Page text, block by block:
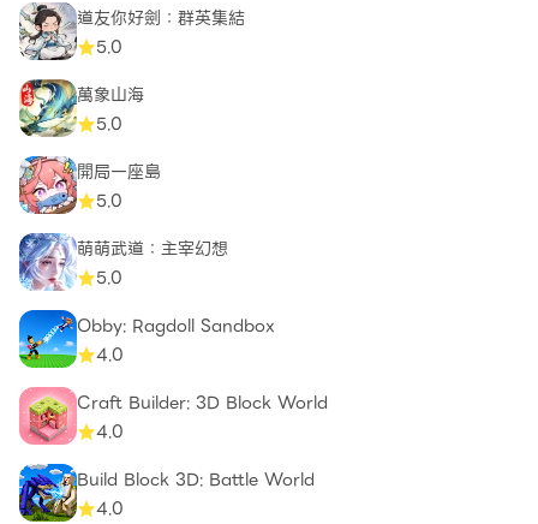
道友你好劍：群英集結
5.0
萬象山海
5.0
開局一座島
5.0
萌萌武道：主宰幻想
5.0
Obby: Ragdoll Sandbox
4.0
Craft Builder: 3D Block World
4.0
Build Block 3D: Battle World
4.0